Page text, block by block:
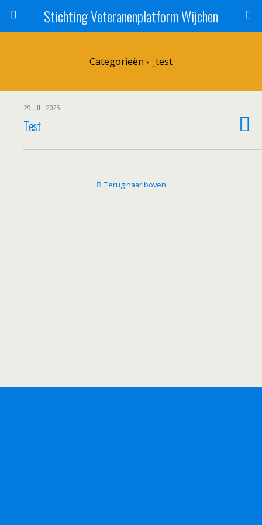
Stichting Veteranenplatform Wijchen
Categorieën › _test
29 JULI 2025
Test
Terug naar boven